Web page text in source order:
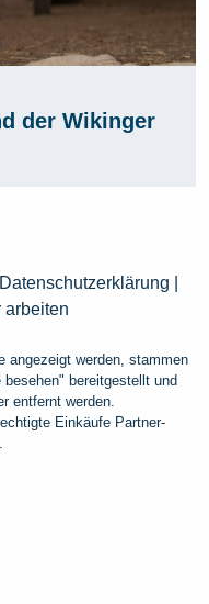
der Wikinger
Datenschutzerklärung
arbeiten
angezeigt werden, stammen
bereitgestellt und
entfernt werden.
Einkäufe Partner-